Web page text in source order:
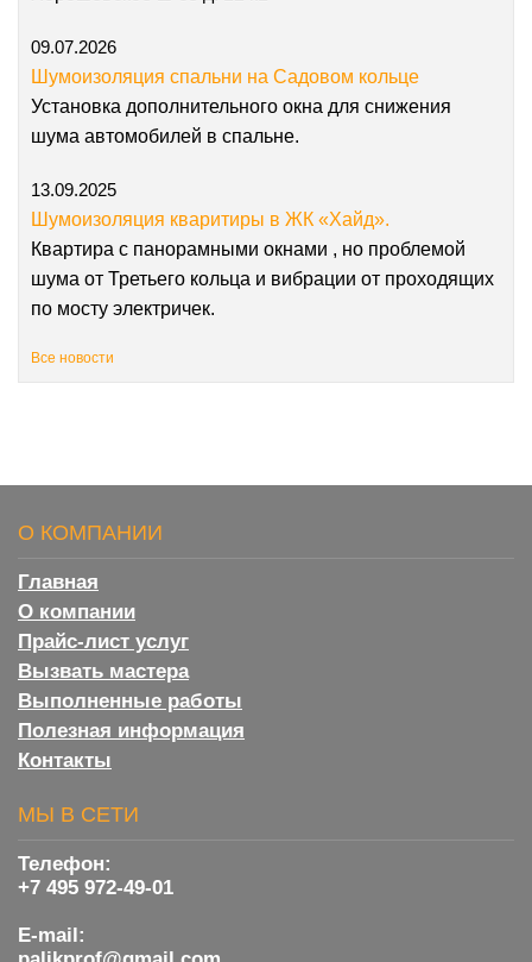
09.07.2026
Шумоизоляция спальни на Садовом кольце
Установка дополнительного окна для снижения
шума автомобилей в спальне.
13.09.2025
Шумоизоляция кваритиры в ЖК «Хайд».
Квартира с панорамными окнами , но проблемой
шума от Третьего кольца и вибрации от проходящих
по мосту электричек.
Все новости
О КОМПАНИИ
Главная
О компании
Прайс-лист услуг
Вызвать мастера
Выполненные работы
Полезная информация
Контакты
МЫ В СЕТИ
Телефон:
+7 495 972-49-01
E-mail: